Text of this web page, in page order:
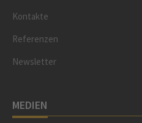
Kontakte
Referenzen
Newsletter
MEDIEN